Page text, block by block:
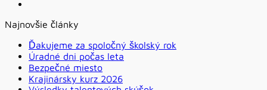
Najnovšie články
Ďakujeme za spoločný školský rok
Úradné dni počas leta
Bezpečné miesto
Krajinársky kurz 2026